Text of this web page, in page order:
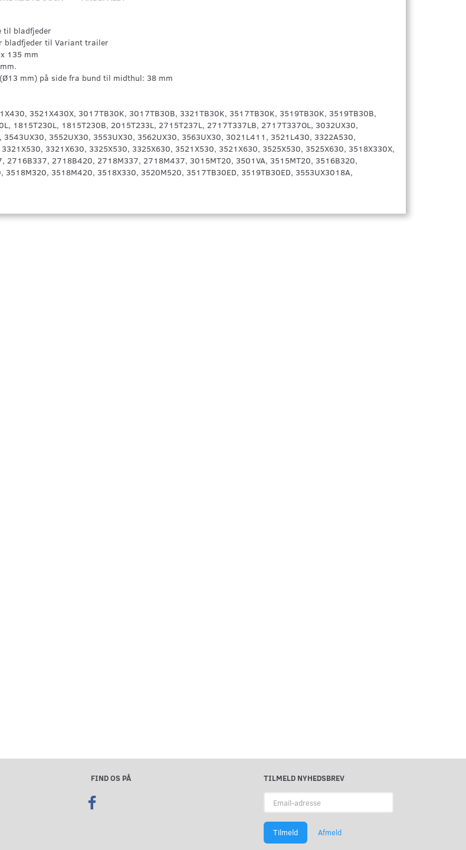
til bladfjeder
bladfjeder til Variant trailer
135 mm
mm) på side fra bund til midthul: 38 mm
3521X430X, 3017TB30K, 3017TB30B, 3321TB30K, 3517TB30K, 3519TB30K, 3519TB30B,
1815T230L, 1815T230B, 2015T233L, 2715T237L, 2717T337LB, 2717T337OL, 3032UX30,
3543UX30, 3552UX30, 3553UX30, 3562UX30, 3563UX30, 3021L411, 3521L430, 3322A530,
3321X630, 3325X530, 3325X630, 3521X530, 3521X630, 3525X530, 3525X630, 3518X330X,
2716B337, 2718B420, 2718M337, 2718M437, 3015MT20, 3501VA, 3515MT20, 3516B320,
3518M320, 3518M420, 3518X330, 3520M520, 3517TB30ED, 3519TB30ED, 3553UX3018A,
FIND OS PÅ
TILMELD NYHEDSBREV
adresse
Tilmeld Afmeld